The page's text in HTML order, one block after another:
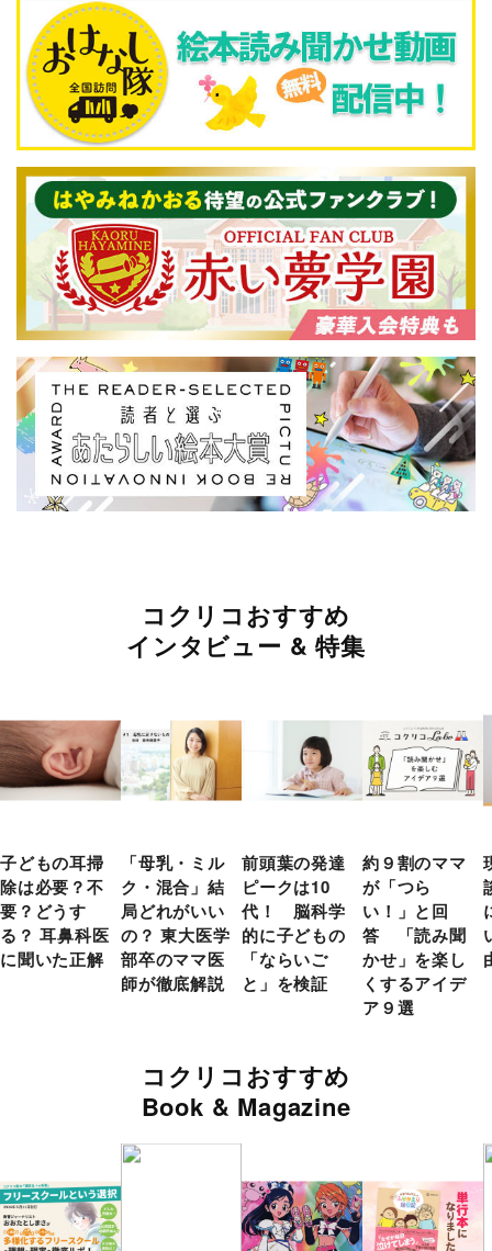
コクリコおすすめ
インタビュー & 特集
子どもの耳掃
除は必要？不
要？どうす
る？ 耳鼻科医
に聞いた正解
「母乳・ミル
ク・混合」結
局どれがいい
の？ 東大医学
部卒のママ医
師が徹底解説
前頭葉の発達
ピークは10
代！ 脳科学
的に子どもの
「ならいご
と」を検証
約９割のママ
が「つら
い！」と回
答 「読み聞
かせ」を楽し
くするアイデ
ア９選
コクリコおすすめ
Book & Magazine